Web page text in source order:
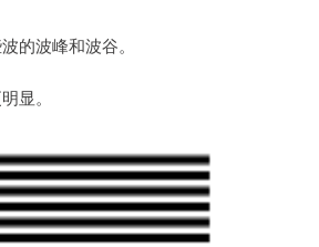
的波峰和波谷。
显。